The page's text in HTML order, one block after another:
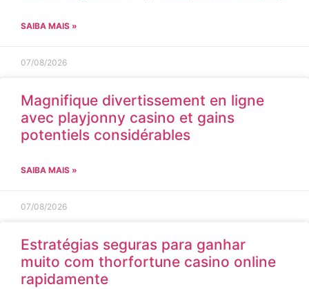
SAIBA MAIS »
07/08/2026
Magnifique divertissement en ligne
avec playjonny casino et gains
potentiels considérables
SAIBA MAIS »
07/08/2026
Estratégias seguras para ganhar
muito com thorfortune casino online
rapidamente